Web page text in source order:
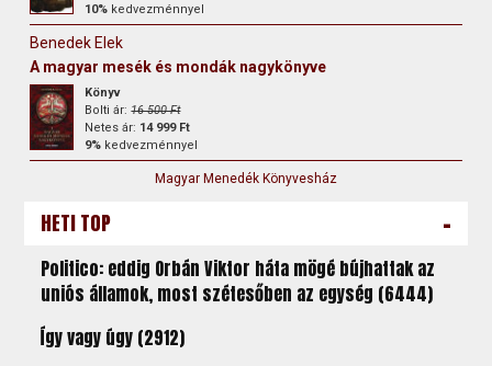
10% kedvezménnyel
Benedek Elek
A magyar mesék és mondák nagykönyve
Könyv
Bolti ár:16 500 Ft
Netes ár: 14 999 Ft
9% kedvezménnyel
Magyar Menedék Könyvesház
HETI TOP -
Politico: eddig Orbán Viktor háta mögé bújhattak az
uniós államok, most szétesőben az egység (6444)
Így vagy úgy (2912)